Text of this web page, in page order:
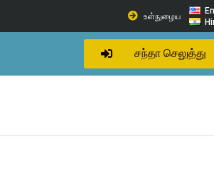
உள்நுழைய
சந்தா செலுத்து